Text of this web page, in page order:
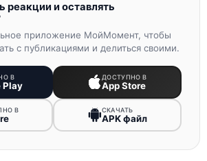
реакции и оставлять
приложение МойМомент, чтобы
с публикациями и делиться своими.
В
Play
ДОСТУПНО В
App Store
В СКАЧАТЬ
APK файл